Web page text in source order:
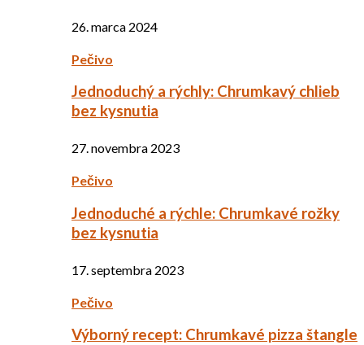
26. marca 2024
Pečivo
Jednoduchý a rýchly: Chrumkavý chlieb
bez kysnutia
27. novembra 2023
Pečivo
Jednoduché a rýchle: Chrumkavé rožky
bez kysnutia
17. septembra 2023
Pečivo
Výborný recept: Chrumkavé pizza štangle